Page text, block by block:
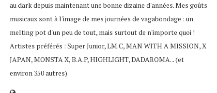
au dark depuis maintenant une bonne dizaine d'années. Mes goûts
musicaux sont à l'image de mes journées de vagabondage : un
melting pot d'un peu de tout, mais surtout de n'importe quoi !
Artistes préférés : Super Junior, LM.C, MAN WITH A MISSION, X
JAPAN, MONSTA X, B.A.P, HIGHLIGHT, DADAROMA... (et
environ 350 autres)